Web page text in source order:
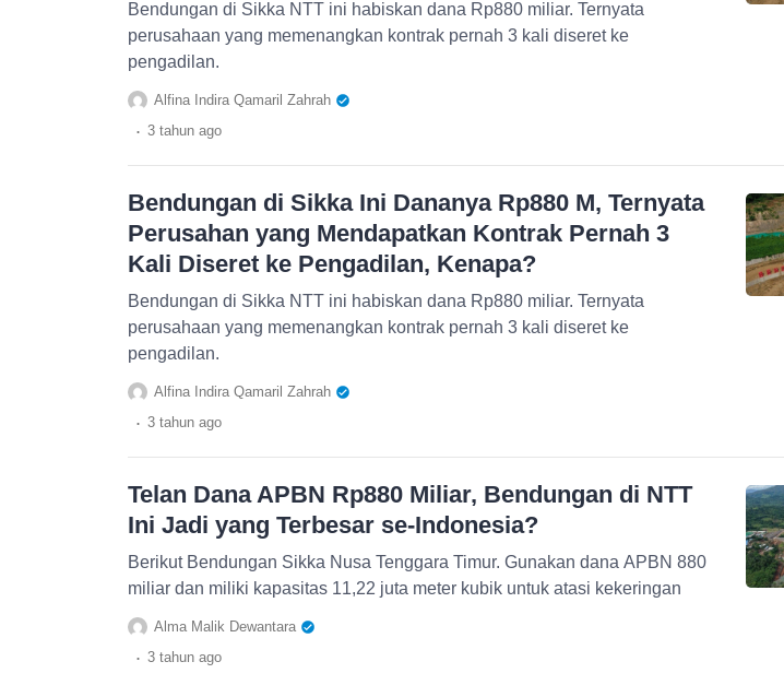
Bendungan di Sikka NTT ini habiskan dana Rp880 miliar. Ternyata
perusahaan yang memenangkan kontrak pernah 3 kali diseret ke
pengadilan.
Alfina Indira Qamaril Zahrah
. 3 tahun ago
Bendungan di Sikka Ini Dananya Rp880 M, Ternyata
Perusahan yang Mendapatkan Kontrak Pernah 3
Kali Diseret ke Pengadilan, Kenapa?
Bendungan di Sikka NTT ini habiskan dana Rp880 miliar. Ternyata
perusahaan yang memenangkan kontrak pernah 3 kali diseret ke
pengadilan.
Alfina Indira Qamaril Zahrah
. 3 tahun ago
Telan Dana APBN Rp880 Miliar, Bendungan di NTT
Ini Jadi yang Terbesar se-Indonesia?
Berikut Bendungan Sikka Nusa Tenggara Timur. Gunakan dana APBN 880
miliar dan miliki kapasitas 11,22 juta meter kubik untuk atasi kekeringan
Alma Malik Dewantara
. 3 tahun ago